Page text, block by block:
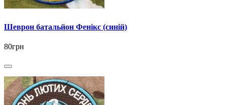
Шеврон батальйон Фенікс (синій)
80грн